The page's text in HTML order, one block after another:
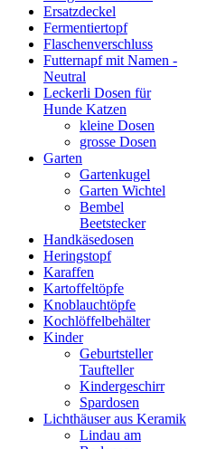
Ersatzdeckel
Fermentiertopf
Flaschenverschluss
Futternapf mit Namen -
Neutral
Leckerli Dosen für
Hunde Katzen
kleine Dosen
grosse Dosen
Garten
Gartenkugel
Garten Wichtel
Bembel
Beetstecker
Handkäsedosen
Heringstopf
Karaffen
Kartoffeltöpfe
Knoblauchtöpfe
Kochlöffelbehälter
Kinder
Geburtsteller
Taufteller
Kindergeschirr
Spardosen
Lichthäuser aus Keramik
Lindau am